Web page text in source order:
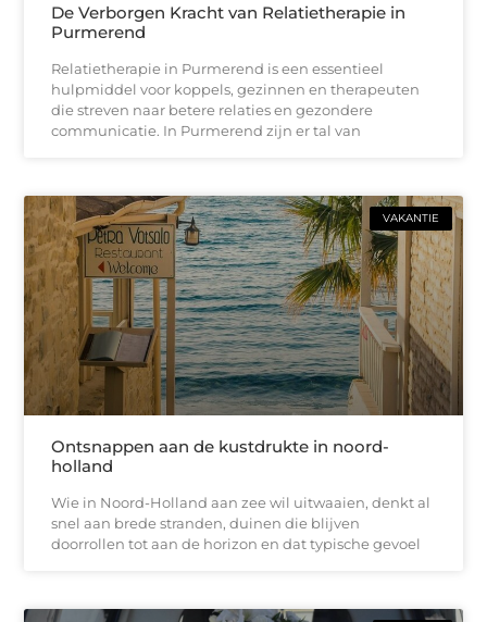
De Verborgen Kracht van Relatietherapie in
Purmerend
Relatietherapie in Purmerend is een essentieel
hulpmiddel voor koppels, gezinnen en therapeuten
die streven naar betere relaties en gezondere
communicatie. In Purmerend zijn er tal van
VAKANTIE
Ontsnappen aan de kustdrukte in noord-
holland
Wie in Noord-Holland aan zee wil uitwaaien, denkt al
snel aan brede stranden, duinen die blijven
doorrollen tot aan de horizon en dat typische gevoel